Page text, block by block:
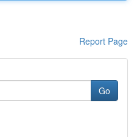
Report Page
Go